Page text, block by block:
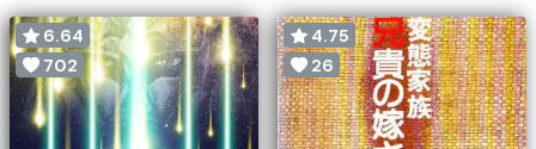
6.64
702
4.75
26